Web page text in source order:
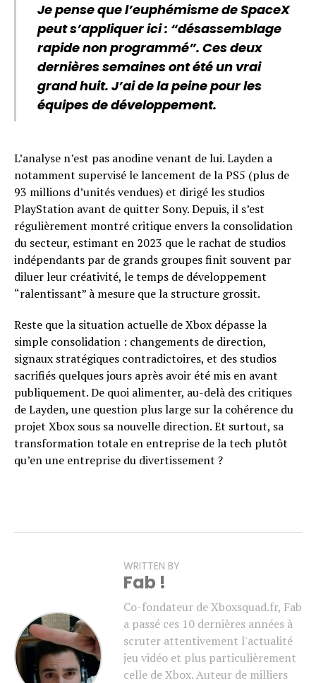
Je pense que l’euphémisme de SpaceX
peut s’appliquer ici : “désassemblage
rapide non programmé”. Ces deux
dernières semaines ont été un vrai
grand huit. J’ai de la peine pour les
équipes de développement.
L’analyse n’est pas anodine venant de lui. Layden a
notamment supervisé le lancement de la PS5 (plus de
93 millions d’unités vendues) et dirigé les studios
PlayStation avant de quitter Sony. Depuis, il s’est
régulièrement montré critique envers la consolidation
du secteur, estimant en 2023 que le rachat de studios
indépendants par de grands groupes finit souvent par
diluer leur créativité, le temps de développement
“ralentissant” à mesure que la structure grossit.
Reste que la situation actuelle de Xbox dépasse la
simple consolidation : changements de direction,
signaux stratégiques contradictoires, et des studios
sacrifiés quelques jours après avoir été mis en avant
publiquement. De quoi alimenter, au-delà des critiques
de Layden, une question plus large sur la cohérence du
projet Xbox sous sa nouvelle direction. Et surtout, sa
transformation totale en entreprise de la tech plutôt
qu’en une entreprise du divertissement ?
WRITTEN BY
Fab !
Co-fondateur de Xboxsquad.fr, Fab
a passé ces 10 dernières années à
scruter attentivement l'actualité
jeu vidéo et plus particulièrement
celle de Xbox. Auteur de milliers